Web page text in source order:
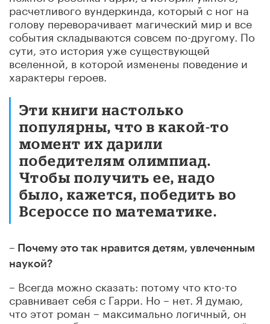
расчетливого вундеркинда, который с ног на
голову переворачивает магический мир и все
события складываются совсем по-другому. По
сути, это история уже существующей
вселенной, в которой изменены поведение и
характеры героев.
Эти книги настолько
популярны, что в какой-то
момент их дарили
победителям олимпиад.
Чтобы получить ее, надо
было, кажется, победить во
Всероссе по математике.
– Почему это так нравится детям, увлеченным
наукой?
– Всегда можно сказать: потому что кто-то
сравнивает себя с Гарри. Но – нет. Я думаю,
что этот роман – максимально логичный, он